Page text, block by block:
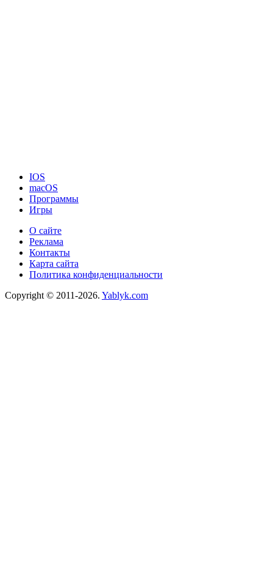
IOS
macOS
Программы
Игры
О сайте
Реклама
Контакты
Карта сайта
Политика конфиденциальности
Copyright © 2011-2026. Yablyk.сom